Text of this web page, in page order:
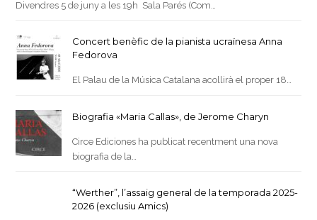
Divendres 5 de juny a les 19h Sala Parés (Com…
Concert benèfic de la pianista ucraïnesa Anna
Fedorova
El Palau de la Música Catalana acollirà el proper 18…
Biografia «Maria Callas», de Jerome Charyn
Circe Ediciones ha publicat recentment una nova
biografia de la…
“Werther”, l’assaig general de la temporada 2025-
2026 (exclusiu Amics)